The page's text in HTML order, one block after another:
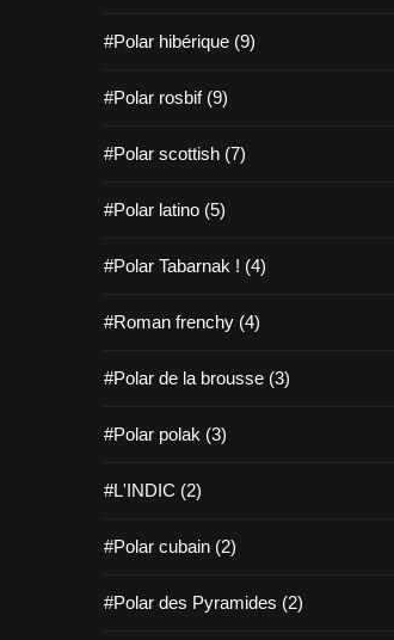
#Polar hibérique (9)
#Polar rosbif (9)
#Polar scottish (7)
#Polar latino (5)
#Polar Tabarnak ! (4)
#Roman frenchy (4)
#Polar de la brousse (3)
#Polar polak (3)
#L'INDIC (2)
#Polar cubain (2)
#Polar des Pyramides (2)